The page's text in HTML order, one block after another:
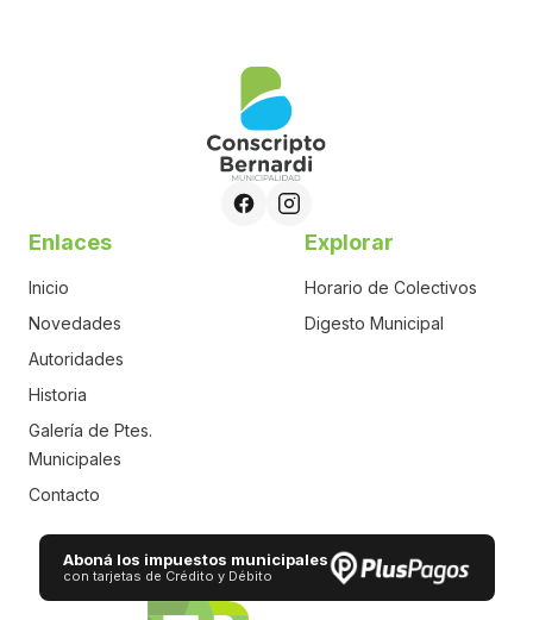
Enlaces
Inicio
Novedades
Autoridades
Historia
Galería de Ptes.
Municipales
Contacto
Explorar
Horario de Colectivos
Digesto Municipal
Aboná los impuestos municipales
con tarjetas de Crédito y Débito